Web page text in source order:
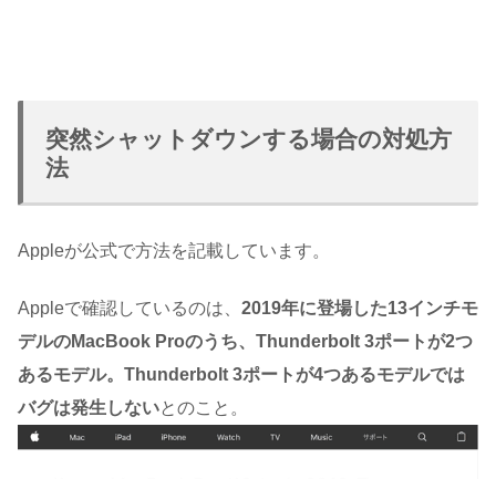
突然シャットダウンする場合の対処方
法
Appleが公式で方法を記載しています。
Appleで確認しているのは、 2019年に登場した13インチモ
デルのMacBook Proのうち、Thunderbolt 3ポートが2つ
あるモデル。Thunderbolt 3ポートが4つあるモデルでは
バグは発生しないとのこと。